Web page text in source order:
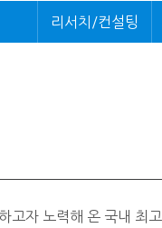
리서치/컨설팅
고자 노력해 온 국내 최